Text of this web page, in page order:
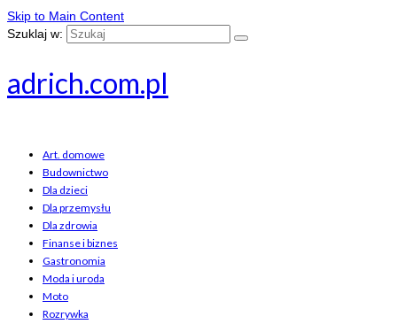
Skip to Main Content
Szuklaj w:
adrich.com.pl
Art. domowe
Budownictwo
Dla dzieci
Dla przemysłu
Dla zdrowia
Finanse i biznes
Gastronomia
Moda i uroda
Moto
Rozrywka